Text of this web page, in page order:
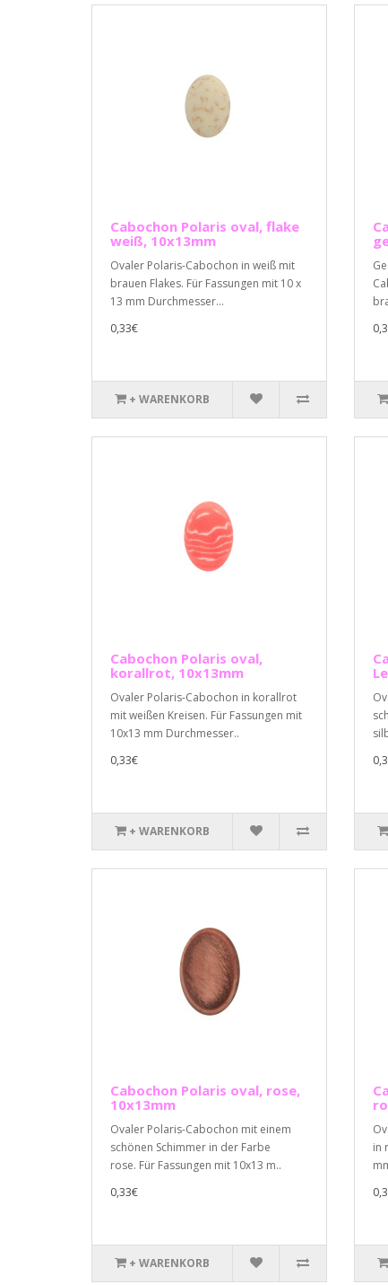
Cabochon Polaris oval, flake
weiß, 10x13mm
Ovaler Polaris-Cabochon in weiß mit
brauen Flakes. Für Fassungen mit 10 x
13 mm Durchmesser...
0,33€
+ WARENKORB
Cabochon Polaris oval,
korallrot, 10x13mm
Ovaler Polaris-Cabochon in korallrot
mit weißen Kreisen. Für Fassungen mit
10x13 mm Durchmesser..
0,33€
+ WARENKORB
Cabochon Polaris oval, rose,
10x13mm
Ovaler Polaris-Cabochon mit einem
schönen Schimmer in der Farbe
rose. Für Fassungen mit 10x13 m..
0,33€
+ WARENKORB
in